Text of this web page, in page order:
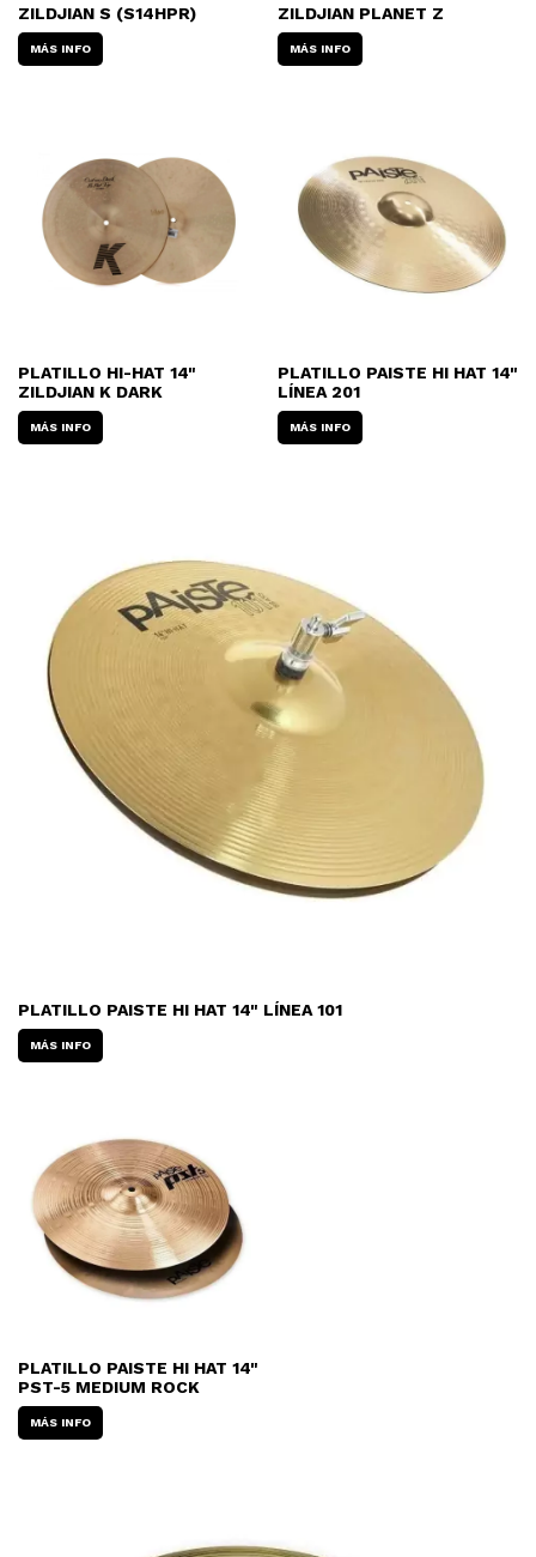
ZILDJIAN S (S14HPR)
MÁS INFO
ZILDJIAN PLANET Z
MÁS INFO
PLATILLO HI-HAT 14"
ZILDJIAN K DARK
MÁS INFO
PLATILLO PAISTE HI HAT 14"
LÍNEA 201
MÁS INFO
PLATILLO PAISTE HI HAT 14" LÍNEA 101
MÁS INFO
PLATILLO PAISTE HI HAT 14"
PST-5 MEDIUM ROCK
MÁS INFO